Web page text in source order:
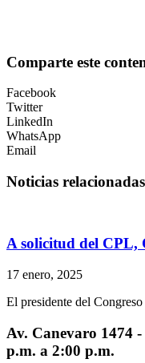
Comparte este
Facebook
Twitter
LinkedIn
WhatsApp
Email
Noticias relacionadas
A solicitud del CPL,
17 enero, 2025
El presidente del
Av. Canevaro 1474
p.m. a 2:00 p.m.